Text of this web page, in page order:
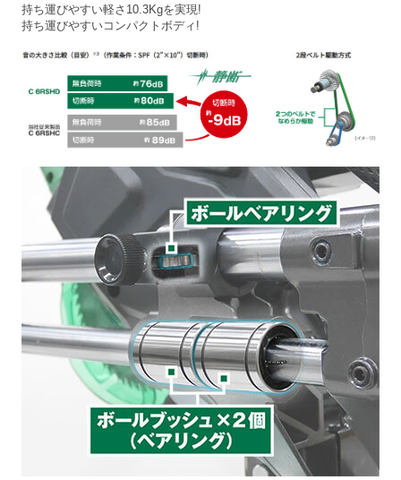
持ち運びやすい軽さ10.3Kgを実現!
持ち運びやすいコンパクトボディ!